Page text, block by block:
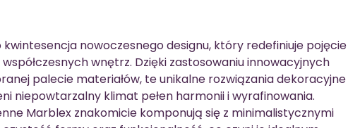
nowoczesnego designu, który redefiniuje pojęcie
wnętrz. Dzięki zastosowaniu innowacyjnych
palecie materiałów, te unikalne rozwiązania dekoracyjne
niepowtarzalny klimat pełen harmonii i wyrafinowania.
Marblex znakomicie komponują się z minimalistycznymi